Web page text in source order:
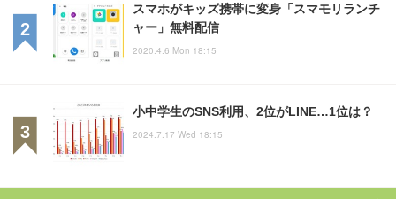
スマホがキッズ携帯に変身「スマモリランチ
ャー」無料配信
2020.4.6 Mon 18:15
小中学生のSNS利用、2位がLINE…1位は？
2024.7.17 Wed 18:15